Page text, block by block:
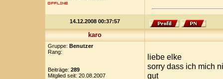
14.12.2008 00:37:57
karo
Gruppe: Benutzer
Rang:
Beiträge: 289
Mitglied seit: 20.08.2007
liebe elke
sorry dass ich mich
gut